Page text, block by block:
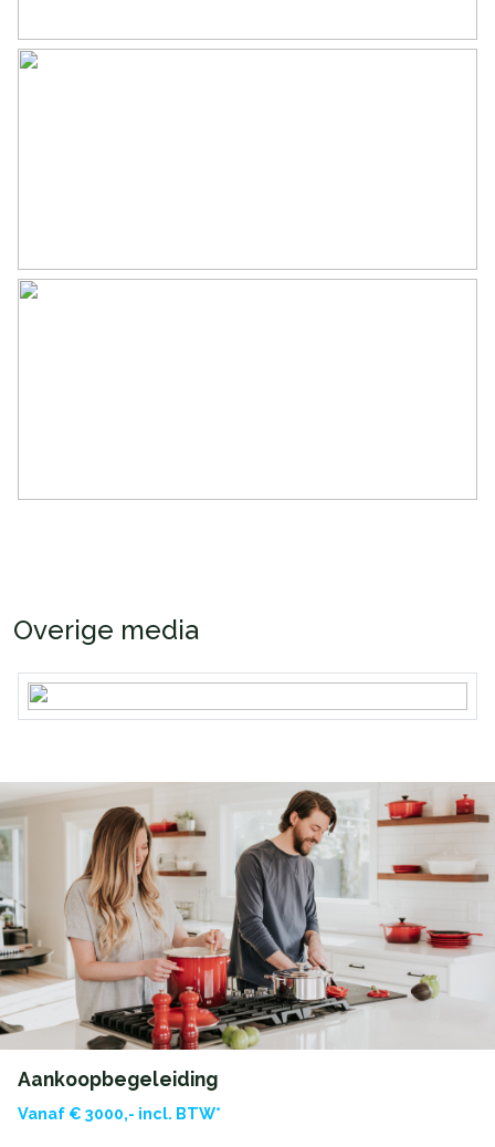
Overige media
Aankoopbegeleiding
Vanaf € 3000,- incl. BTW*